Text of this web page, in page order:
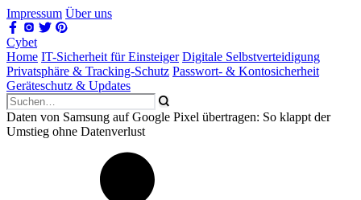
Impressum Über uns
Cybet
Home IT-Sicherheit für Einsteiger Digitale Selbstverteidigung
Privatsphäre & Tracking-Schutz Passwort- & Kontosicherheit
Geräteschutz & Updates
Daten von Samsung auf Google Pixel übertragen: So klappt der
Umstieg ohne Datenverlust